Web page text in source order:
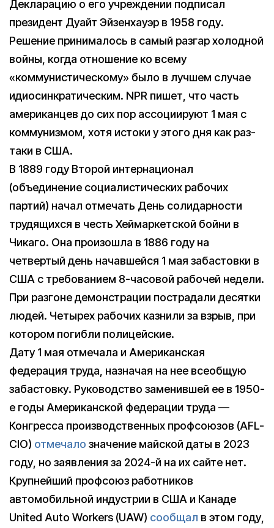
Декларацию о его учреждении подписал
президент Дуайт Эйзенхауэр в 1958 году.
Решение принималось в самый разгар холодной
войны, когда отношение ко всему
«коммунистическому» было в лучшем случае
идиосинкратическим. NPR пишет, что часть
американцев до сих пор ассоциируют 1 мая с
коммунизмом, хотя истоки у этого дня как раз-
таки в США.
В 1889 году Второй интернационал
(объединение социалистических рабочих
партий) начал отмечать День солидарности
трудящихся в честь Хеймаркетской бойни в
Чикаго. Она произошла в 1886 году на
четвертый день начавшейся 1 мая забастовки в
США с требованием 8-часовой рабочей недели.
При разгоне демонстрации пострадали десятки
людей. Четырех рабочих казнили за взрыв, при
котором погибли полицейские.
Дату 1 мая отмечала и Американская
федерация труда, назначая на нее всеобщую
забастовку. Руководство заменившей ее в 1950-
е годы Американской федерации труда —
Конгресса производственных профсоюзов (AFL-
CIO) отмечало значение майской даты в 2023
году, но заявления за 2024-й на их сайте нет.
Крупнейший профсоюз работников
автомобильной индустрии в США и Канаде
United Auto Workers (UAW) сообщал в этом году,